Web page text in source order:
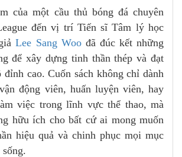
của một cầu thủ bóng đá chuyên
đến vị trí Tiến sĩ Tâm lý học
Lee Sang Woođã đúc kết những
để xây dựng tinh thần thép và đạt
đỉnh cao. Cuốn sách không chỉ dành
động viên, huấn luyện viên, hay
việc trong lĩnh vực thể thao, mà
hữu ích cho bất cứ ai mong muốn
hiệu quả và chinh phục mọi mục